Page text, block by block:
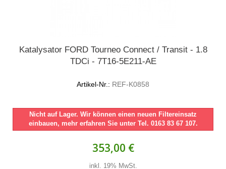
Katalysator FORD Tourneo Connect / Transit - 1.8
TDCi - 7T16-5E211-AE
Artikel-Nr.: REF-K0858
Nicht auf Lager. Wir können einen neuen Filtereinsatz
einbauen, mehr erfahren Sie unter Tel. 0163 83 67 107.
353,00 €
inkl. 19% MwSt.